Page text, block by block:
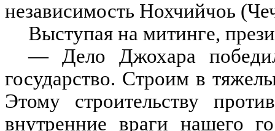
независимость Нохчийчоь
Выступая на митинге,
— Дело Джохара
государство. Строим в
Этому строительству
внутренние враги нашего